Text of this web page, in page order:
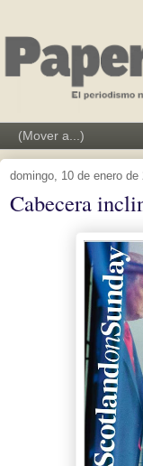
domingo, 10 de enero de
Cabecera